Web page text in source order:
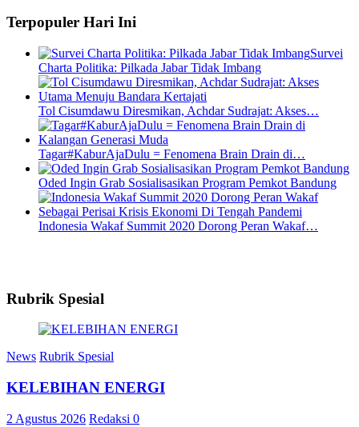
Terpopuler Hari Ini
Survei
Charta Politika: Pilkada Jabar Tidak Imbang
Tol Cisumdawu Diresmikan, Achdar Sudrajat: Akses…
Tagar#KaburAjaDulu = Fenomena Brain Drain di…
Oded Ingin Grab Sosialisasikan Program Pemkot Bandung
Indonesia Wakaf Summit 2020 Dorong Peran Wakaf…
Rubrik Spesial
News Rubrik Spesial
KELEBIHAN ENERGI
2 Agustus 2026 Redaksi 0